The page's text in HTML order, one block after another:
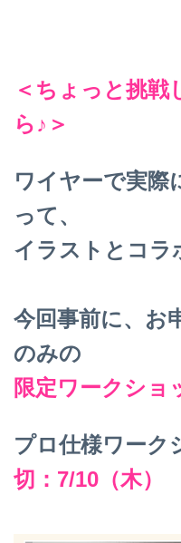
＜ちょっと挑
ら♪＞
ワイヤーで実際
って、
イラストとコラ
今回事前に、お
のみの
限定ワークショ
プロ仕様ワーク
切：7/10（木）